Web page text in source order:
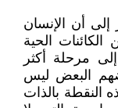
إلى أن الإنسان
الحية
مرحلة أكثر
البعض ليس
النقطة بالذات